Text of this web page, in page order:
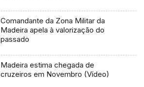
Comandante da Zona Militar da
Madeira apela à valorização do
passado
Madeira estima chegada de
cruzeiros em Novembro (Vídeo)